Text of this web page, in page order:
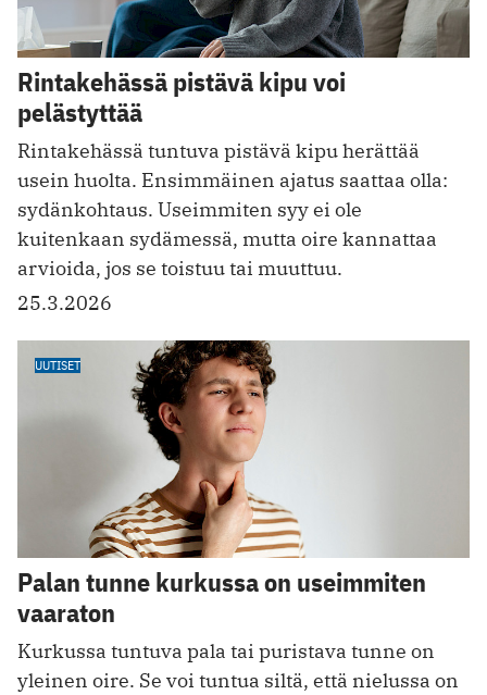
Rintakehässä pistävä kipu voi
pelästyttää
Rintakehässä tuntuva pistävä kipu herättää
usein huolta. Ensimmäinen ajatus saattaa olla:
sydänkohtaus. Useimmiten syy ei ole
kuitenkaan sydämessä, mutta oire kannattaa
arvioida, jos se toistuu tai muuttuu.
25.3.2026
UUTISET
Palan tunne kurkussa on useimmiten
vaaraton
Kurkussa tuntuva pala tai puristava tunne on
yleinen oire. Se voi tuntua siltä, että nielussa on